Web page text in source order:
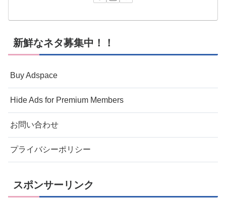
新鮮なネタ募集中！！
Buy Adspace
Hide Ads for Premium Members
お問い合わせ
プライバシーポリシー
スポンサーリンク